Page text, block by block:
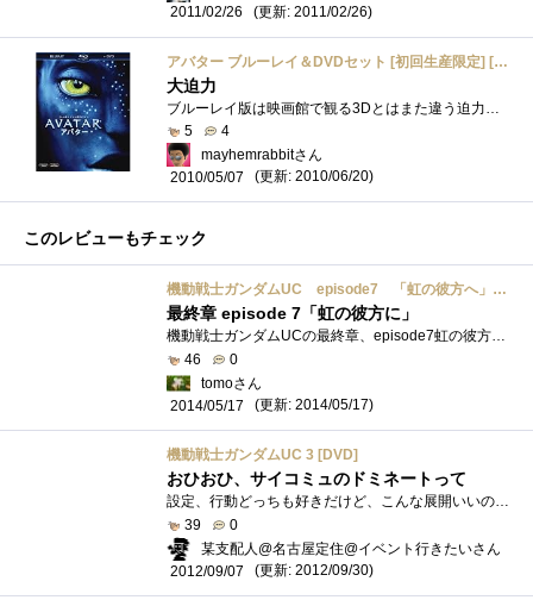
2011/02/26
(更新: 2011/02/26)
アバター ブルーレイ＆DVDセット [初回生産限定] [Blu-ray]
大迫力
5
4
mayhemrabbitさん
2010/05/07
(更新: 2010/06/20)
このレビューもチェック
機動戦士ガンダムUC episode7 「虹の彼方へ」 映画パンフレット
最終章 episode 7「虹の彼方に」
機動戦士ガンダムUCの最終章、episode7虹の彼方にのイベント上映のパンフレットです。episode1からの軌跡やキャラクター、そしてモビルスーツなど�...
46
0
tomoさん
2014/05/17
(更新: 2014/05/17)
機動戦士ガンダムUC 3 [DVD]
おひおひ、サイコミュのドミネートって
設定、行動どっちも好きだけど、こんな展開いいのかな？サイコフレームは偶然の産物？研究者も良く解っていない部分が多いってことは見てて�...
39
0
某支配人@名古屋定住@イベント行きたいさん
2012/09/07
(更新: 2012/09/30)